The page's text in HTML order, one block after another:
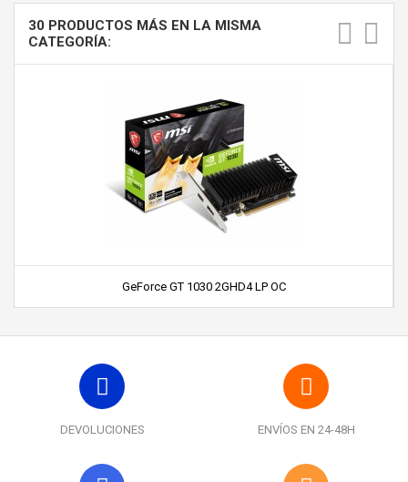
30 PRODUCTOS MÁS EN LA MISMA
CATEGORÍA:
GeForce GT 1030 2GHD4 LP OC
DEVOLUCIONES ENVÍOS EN 24-48H